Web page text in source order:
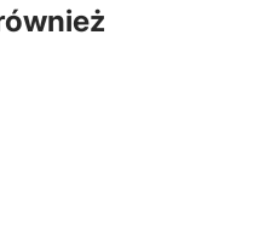
tkanek
są częstym
w populacji
takie jak zapalenie
gardła i
leczone.
hormonalna
kobiet
stanowi
rozwiązań w
kobiety
i mniejszego